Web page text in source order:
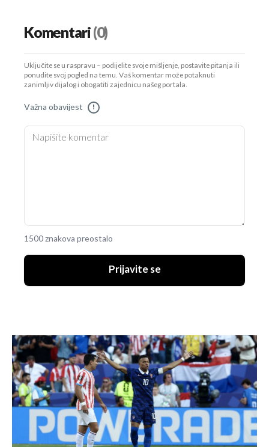
Komentari(0)
Uključite se u raspravu – podijelite svoje mišljenje, postavite pitanja ili
ponudite svoj pogled na temu. Vaš komentar može potaknuti
zanimljiv dijalog i obogatiti zajednicu našeg portala.
Važna obavijest !
1500 znakova preostalo
Prijavite se